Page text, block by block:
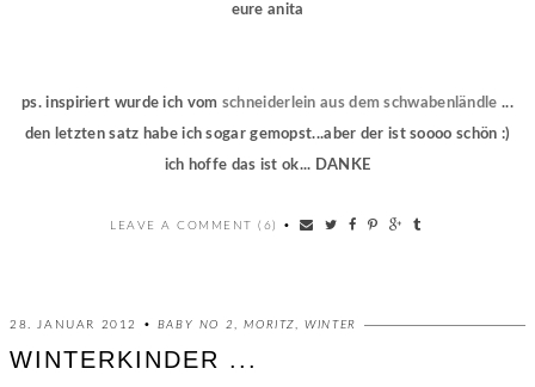
eure anita
ps. inspiriert wurde ich vom schneiderlein aus dem schwabenländle ...
den letzten satz habe ich sogar gemopst...aber der ist soooo schön :)
ich hoffe das ist ok... DANKE
LEAVE A COMMENT (6) •
28. JANUAR 2012 • BABY NO 2 ,MORITZ ,WINTER
WINTERKINDER ...